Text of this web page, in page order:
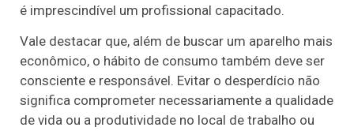
é imprescindível um profissional capacitado.
Vale destacar que, além de buscar um aparelho mais
econômico, o hábito de consumo também deve ser
consciente e responsável. Evitar o desperdício não
significa comprometer necessariamente a qualidade
de vida ou a produtividade no local de trabalho ou